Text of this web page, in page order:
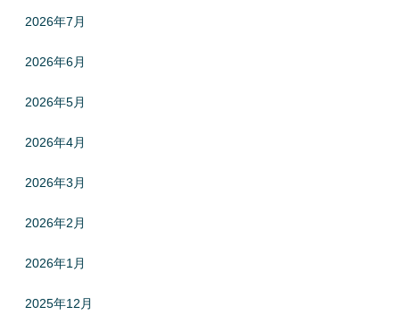
2026年7月
2026年6月
2026年5月
2026年4月
2026年3月
2026年2月
2026年1月
2025年12月